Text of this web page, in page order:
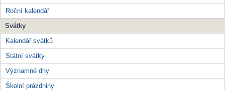
Roční kalendář
Svátky
Kalendář svátků
Státní svátky
Významné dny
Školní prázdniny